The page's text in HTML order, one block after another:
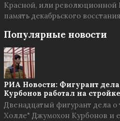
Красной, или революционной
память декабрьского
Популярные новости
РИА Новости: Фигурант дела
Курбонов работал на
Двенадцатый фигурант дела о
Холле" Джумохон Курбонов и